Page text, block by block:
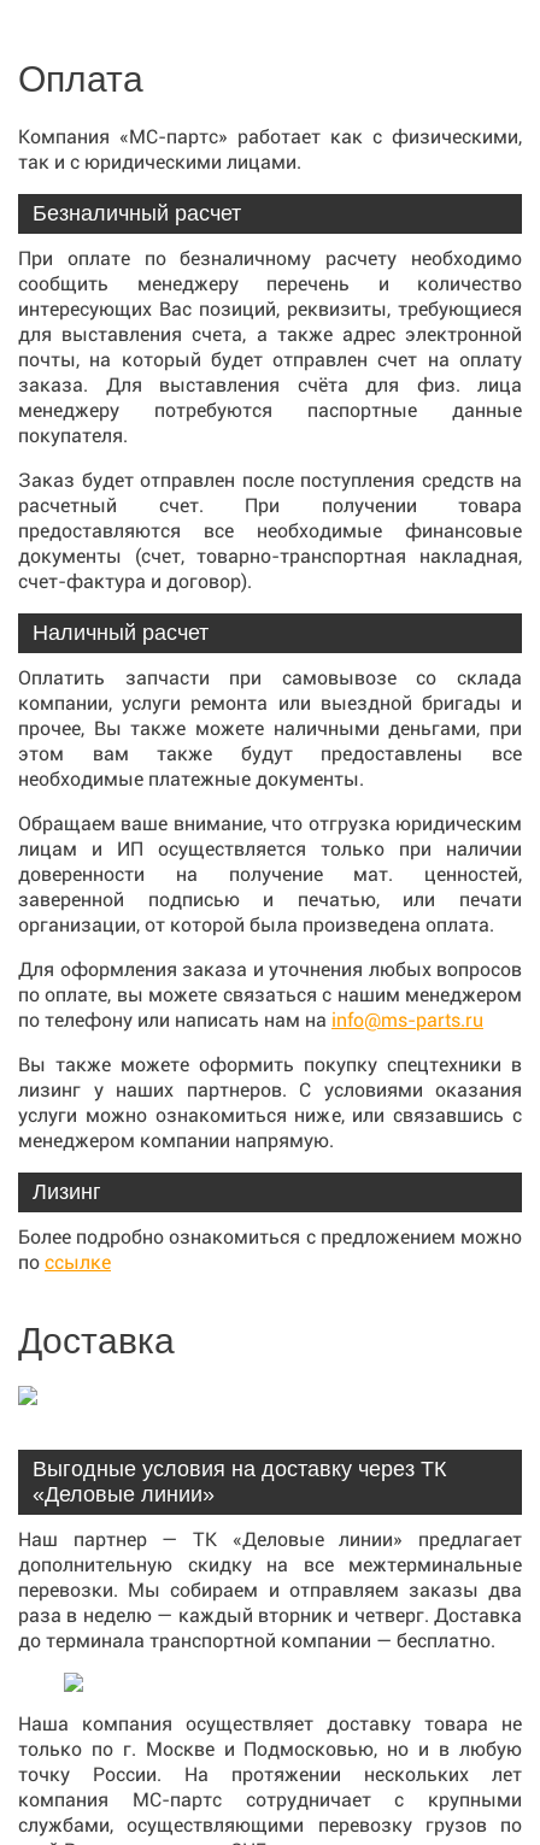
Оплата
Компания «МС-партс» работает как с физическими,
так и с юридическими лицами.
Безналичный расчет
При оплате по безналичному расчету необходимо
сообщить менеджеру перечень и количество
интересующих Вас позиций, реквизиты, требующиеся
для выставления счета, а также адрес электронной
почты, на который будет отправлен счет на оплату
заказа. Для выставления счёта для физ. лица
менеджеру потребуются паспортные данные
покупателя.
Заказ будет отправлен после поступления средств на
расчетный счет. При получении товара
предоставляются все необходимые финансовые
документы (счет, товарно-транспортная накладная,
счет-фактура и договор).
Наличный расчет
Оплатить запчасти при самовывозе со склада
компании, услуги ремонта или выездной бригады и
прочее, Вы также можете наличными деньгами, при
этом вам также будут предоставлены все
необходимые платежные документы.
Обращаем ваше внимание, что отгрузка юридическим
лицам и ИП осуществляется только при наличии
доверенности на получение мат. ценностей,
заверенной подписью и печатью, или печати
организации, от которой была произведена оплата.
Для оформления заказа и уточнения любых вопросов
по оплате, вы можете связаться с нашим менеджером
по телефону или написать нам на info@ms-parts.ru
Вы также можете оформить покупку спецтехники в
лизинг у наших партнеров. С условиями оказания
услуги можно ознакомиться ниже, или связавшись с
менеджером компании напрямую.
Лизинг
Более подробно ознакомиться с предложением можно
по ссылке
Доставка
Выгодные условия на доставку через ТК
«Деловые линии»
Наш партнер — ТК «Деловые линии» предлагает
дополнительную скидку на все межтерминальные
перевозки. Мы собираем и отправляем заказы два
раза в неделю — каждый вторник и четверг. Доставка
до терминала транспортной компании — бесплатно.
Наша компания осуществляет доставку товара не
только по г. Москве и Подмосковью, но и в любую
точку России. На протяжении нескольких лет
компания МС-партс сотрудничает с крупными
службами, осуществляющими перевозку грузов по